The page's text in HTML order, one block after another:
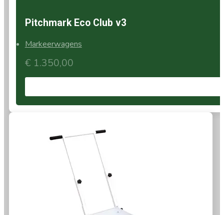
Pitchmark Eco Club v3
Markeerwagens
€ 1.350,00